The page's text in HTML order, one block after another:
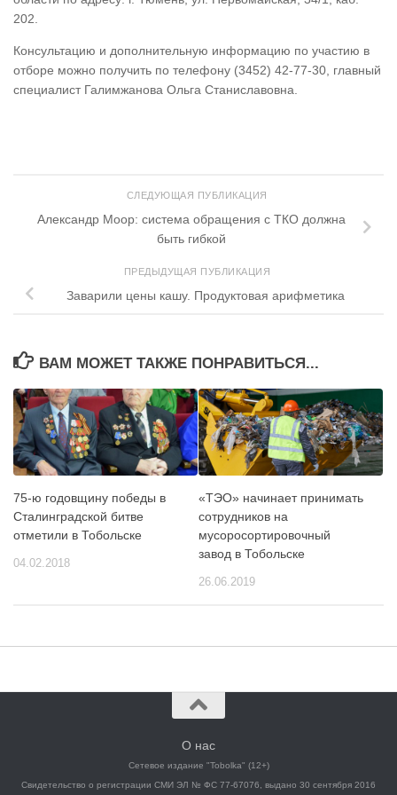
202.
Консультацию и дополнительную информацию по участию в
отборе можно получить по телефону (3452) 42-77-30, главный
специалист Галимжанова Ольга Станиславовна.
СЛЕДУЮЩАЯ ПУБЛИКАЦИЯ
Александр Моор: система обращения с ТКО должна
быть гибкой
ПРЕДЫДУЩАЯ ПУБЛИКАЦИЯ
Заварили цены кашу. Продуктовая арифметика
ВАМ МОЖЕТ ТАКЖЕ ПОНРАВИТЬСЯ...
75-ю годовщину победы в
Сталинградской битве
отметили в Тобольске
04.02.2018
«ТЭО» начинает принимать
сотрудников на
мусоросортировочный
завод в Тобольске
26.06.2019
О нас
Сетевое издание "Tobolka" (12+)
Свидетельство о регистрации СМИ ЭЛ № ФС 77-67076, выдано 30 сентября 2016